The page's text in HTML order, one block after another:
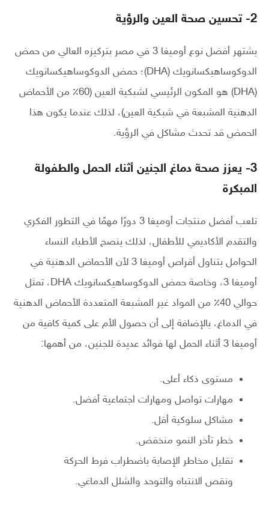
2- تحسين صحة العين والرؤية
يشتهر أفضل نوع أوميغا 3 في مصر بتركيزه العالي من حمض
الدوكوساهيكسانويك (DHA)؛ حمض الدوكوساهيكسانويك
(DHA) هو المكون الرئيسي لشبكية العين (60٪ من الأحماض
الدهنية المشبعة في شبكية العين)، لذلك عندما يكون هذا
الحمض قد تحدث مشاكل في الرؤية.
3- يعزز صحة دماغ الجنين أثناء الحمل والطفولة
المبكرة
تلعب أفضل منتجات أوميغا 3 دورًا مهمًا في التطور الفكري
والتقدم الأكاديمي للأطفال، لذلك ينصح الأطباء النساء
الحوامل بتناول أقراص أوميغا 3 لأن الأحماض الدهنية في
أوميغا 3، وخاصة حمض الدوكوساهيكسانويك DHA، تمثل
حوالي 40٪ من المواد غير المشبعة المتعددة الأحماض الدهنية
في الدماغ، بالإضافة إلى أن حصول الأم على كمية كافية من
أوميغا 3 أثناء الحمل لها فوائد عديدة للجنين، من أهمها:
مستوى ذكاء أعلى.
مهارات تواصل ومهارات اجتماعية أفضل.
مشاكل سلوكية أقل.
خطر تأخر النمو منخفض.
تقليل مخاطر الإصابة باضطراب فرط الحركة
ونقص الانتباه والتوحد والشلل الدماغي.